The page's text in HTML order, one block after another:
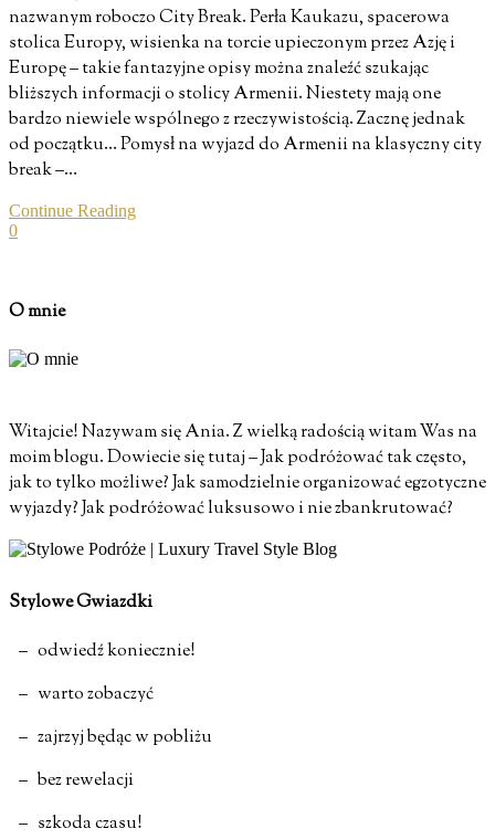
nazwanym roboczo City Break. Perła Kaukazu, spacerowa
stolica Europy, wisienka na torcie upieczonym przez Azję i
Europę – takie fantazyjne opisy można znaleźć szukając
bliższych informacji o stolicy Armenii. Niestety mają one
bardzo niewiele wspólnego z rzeczywistością. Zacznę jednak
od początku… Pomysł na wyjazd do Armenii na klasyczny city
break –…
Continue Reading
0
O mnie
Witajcie! Nazywam się Ania. Z wielką radością witam Was na
moim blogu. Dowiecie się tutaj – Jak podróżować tak często,
jak to tylko możliwe? Jak samodzielnie organizować egzotyczne
wyjazdy? Jak podróżować luksusowo i nie zbankrutować?
Stylowe Gwiazdki
– odwiedź koniecznie!
– warto zobaczyć
– zajrzyj będąc w pobliżu
– bez rewelacji
– szkoda czasu!